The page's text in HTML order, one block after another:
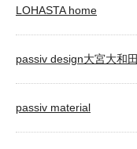
LOHASTA home
passiv design大宮大和田
passiv material